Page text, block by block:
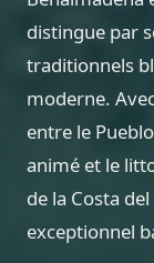
distingue par
traditionnels
moderne.
entre le
animé et le
de la Costa
exceptionnel